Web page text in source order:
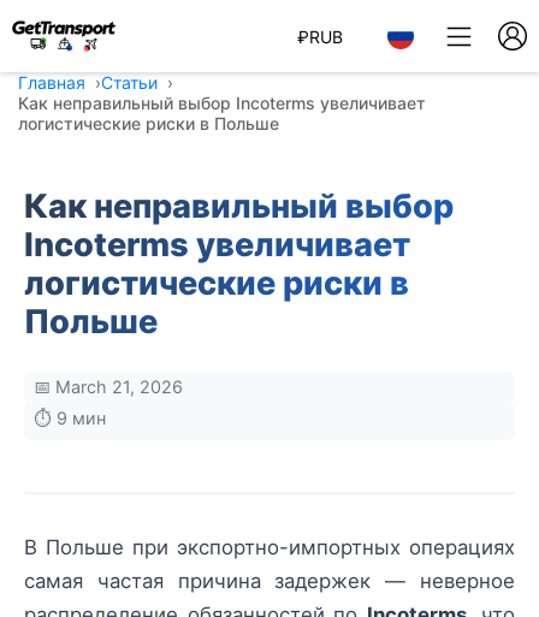
₽RUB
Главная
Статьи
Как неправильный выбор Incoterms увеличивает
логистические риски в Польше
Как неправильный выбор
Incoterms увеличивает
логистические риски в
Польше
📅 March 21, 2026
⏱️ 9 мин
В Польше при экспортно-импортных операциях
самая частая причина задержек — неверное